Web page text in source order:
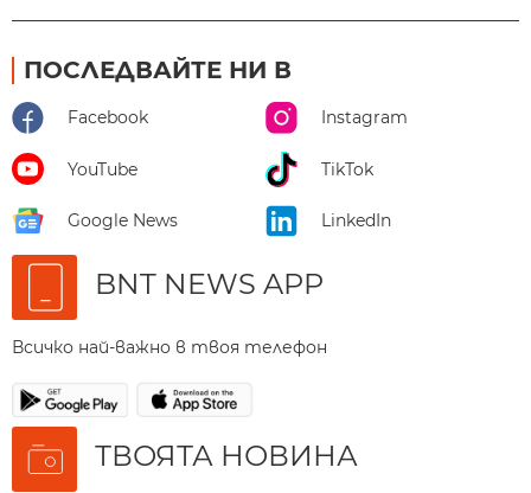
ПОСЛЕДВАЙТЕ НИ В
Facebook Instagram
YouTube TikTok
Google News LinkedIn
BNT NEWS APP
Всичко най-важно в твоя телефон
ТВОЯТА НОВИНА